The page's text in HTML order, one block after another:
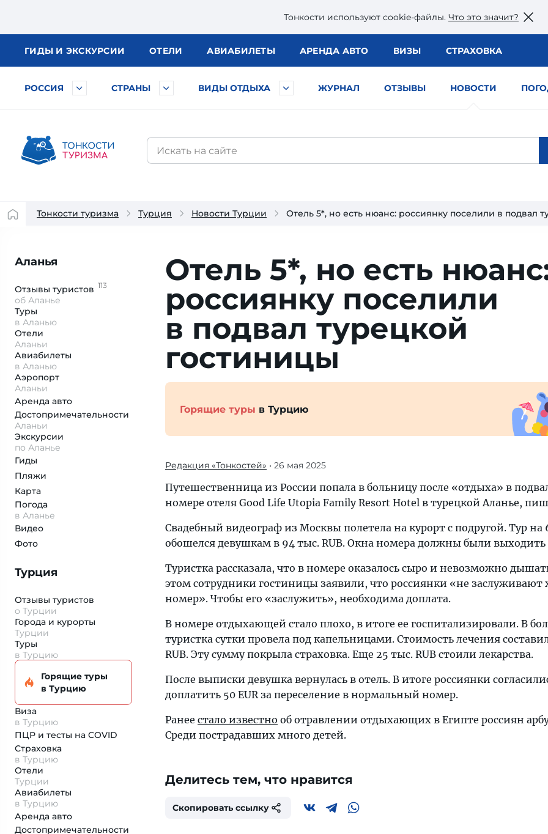
Тонкости используют сookie-файлы. Что это значит?
ГИДЫ И ЭКСКУРСИИ ОТЕЛИ АВИАБИЛЕТЫ АРЕНДА АВТО ВИЗЫ СТРАХОВКА
РОССИЯ СТРАНЫ ВИДЫ ОТДЫХА ЖУРНАЛ ОТЗЫВЫ НОВОСТИ
Тонкости туризма Турция Новости Турции Отель 5*, но есть нюанс: россиянку поселили в подвал
Аланья
Отзывы туристов 113
об Аланье
Туры
в Аланью
Отели
Аланьи
Авиабилеты
в Аланью
Аэропорт
Аланьи
Аренда авто
Достопримеча­тельности
Аланьи
Экскурсии
по Аланье
Гиды
Пляжи
Карта
Погода
в Аланье
Видео
Фото
Турция
Отзывы туристов
о Турции
Города и курорты
Турции
Туры
в Турцию
Горящие туры
в Турцию
Виза
в Турцию
ПЦР и тесты на COVID
Страховка
в Турцию
Отели
Турции
Авиабилеты
в Турцию
Аренда авто
Достопримеча­тельности
Отель 5*, но есть
рос­си­ян­ку по­се­ли­ли
в под­вал ту­рец­кой
гостиницы
Горящие туры в Турцию
Редакция «Тонкостей» • 26 мая 2025
Путешественница из России попала в больницу после «отдыха» в
номере отеля Good Life Utopia Family Resort Hotel в турецкой Аланье,
Свадебный видеограф из Москвы полетела на курорт с подругой. Тур на
обошелся девушкам в 94 тыс. RUB. Окна номера должны были выходить
Туристка рассказала, что в номере оказалось сыро и невозможно
этом сотрудники гостиницы заявили, что россиянки «не
номер». Чтобы его «заслужить», необходима доплата.
В номере отдыхающей стало плохо, в итоге ее госпитализировали. В
туристка сутки провела под капельницами. Стоимость лечения
RUB. Эту сумму покрыла страховка. Еще 25 тыс. RUB стоили лекарства.
После выписки девушка вернулась в отель. В итоге россиянки
доплатить 50 EUR за переселение в нормальный номер.
Ранее стало известно об отравлении отдыхающих в Египте россиян
Среди пострадавших много детей.
Делитесь тем, что нравится
Скопировать ссылку